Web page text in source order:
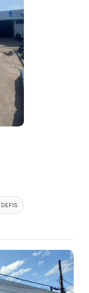
DEFIS